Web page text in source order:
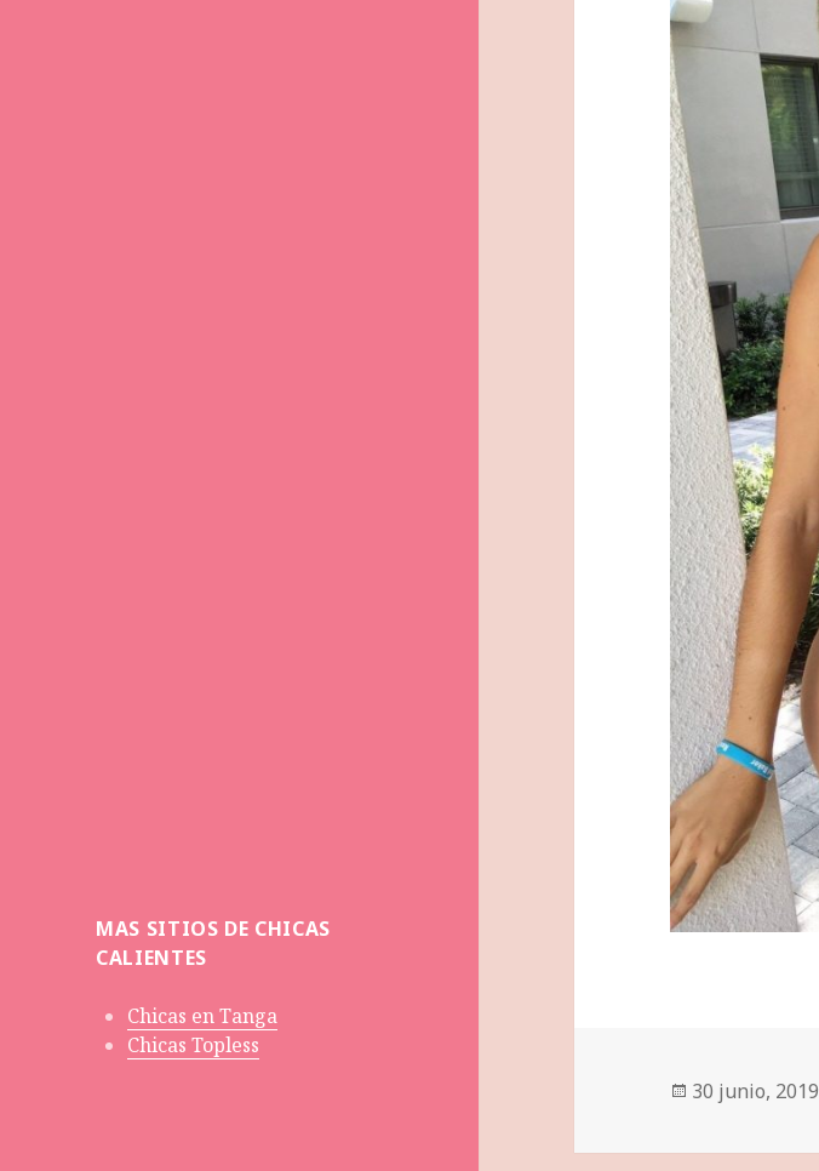
MAS SITIOS DE CHICAS
CALIENTES
Chicas en Tanga
Chicas Topless
Publicado
30 junio, 2019